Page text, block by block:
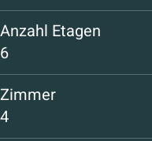
Anzahl Etagen
6
Zimmer
4